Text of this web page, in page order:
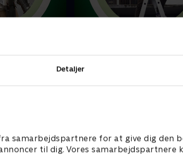
Detaljer
samarbejdspartnere for at give dig den
til dig. Vores samarbejdspartnere
skulle
over
står i kø.
sæsonfinale løber af